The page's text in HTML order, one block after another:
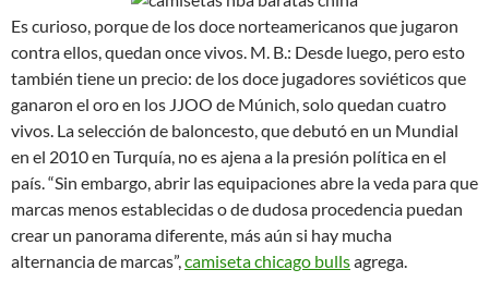
Es curioso, porque de los doce norteamericanos que jugaron
contra ellos, quedan once vivos. M. B.: Desde luego, pero esto
también tiene un precio: de los doce jugadores soviéticos que
ganaron el oro en los JJOO de Múnich, solo quedan cuatro
vivos. La selección de baloncesto, que debutó en un Mundial
en el 2010 en Turquía, no es ajena a la presión política en el
país. “Sin embargo, abrir las equipaciones abre la veda para que
marcas menos establecidas o de dudosa procedencia puedan
crear un panorama diferente, más aún si hay mucha
alternancia de marcas”,camiseta chicago bullsagrega.